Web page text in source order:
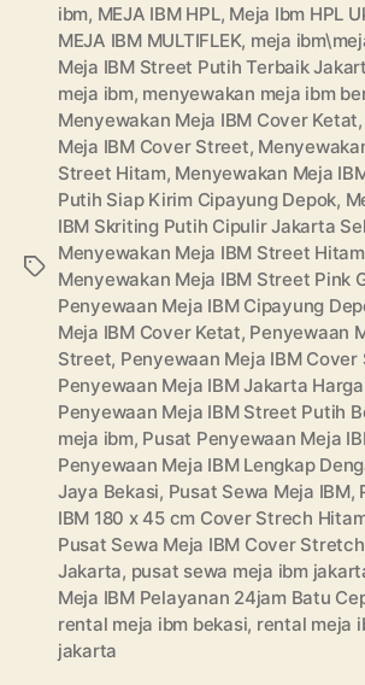
Tags
ibm, MEJA IBM HPL, Meja Ibm HPL
MEJA IBM MULTIFLEK, meja
Meja IBM Street Putih Terbaik
meja ibm, menyewakan meja ibm
Menyewakan Meja IBM Cover Ketat,
Meja IBM Cover Street,
Street Hitam, Menyewakan Meja
Putih Siap Kirim Cipayung Depok,
IBM Skriting Putih Cipulir Jakarta
Menyewakan Meja IBM Street
Menyewakan Meja IBM Street Pink
Penyewaan Meja IBM Cipayung
Meja IBM Cover Ketat, Penyewaan
Street, Penyewaan Meja IBM
Penyewaan Meja IBM Jakarta
Penyewaan Meja IBM Street Putih
meja ibm, Pusat Penyewaan Meja
Penyewaan Meja IBM Lengkap
Jaya Bekasi, Pusat Sewa Meja IBM,
IBM 180 x 45 cm Cover Strech
Pusat Sewa Meja IBM Cover
Jakarta, pusat sewa meja ibm
Meja IBM Pelayanan 24jam Batu
rental meja ibm bekasi, rental meja
jakarta